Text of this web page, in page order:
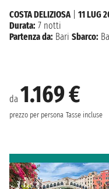
da 1.169 €
prezzo per persona Tasse incluse
COSTA DELIZIOSA
11 LUG
Durata: 7 notti
Partenza da: Bari Sbarco: